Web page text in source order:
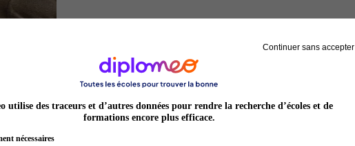
Sage-femme
Continuer sans accepter
utilise des traceurs et d’autres données pour rendre la recherche d’écoles et de
formations encore plus efficace.
nécessaires